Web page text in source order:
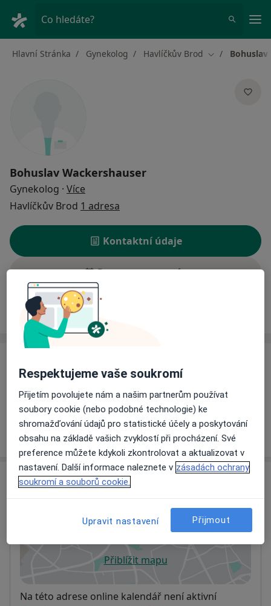
Co hledáte?
Hlavní Stránka Gynekolog Havlíčkův Brod Změna města
Bohuslav
Bohuslav Wackershauser
Gynekolog · Více
Havlíčkův Brod 1 adresa
Kontaktní údaje
Rezervovat termín
Ceník
Tento specialista ještě nepřidával žádné informace o
svých službách.
Adresa
Nemocnice Havlíčkův Brod
Husova 2624, Havlíčkův Brod
Přiblížit mapuse otevře v nové záložce
Dostupnost
Na této adrese online kalendář není aktivní
Respektujeme vaše soukromí
Přijetím povolujete nám a našim partnerům používat
soubory cookie (nebo podobné technologie) ke
shromažďování údajů pro statistické účely a poskytování
obsahu na základě vašich zvyklostí při procházení. Své
preference můžete kdykoli zkontrolovat a aktualizovat v
nastavení. Další informace naleznete v zásadách ochrany
soukromí a souborů cookie.
Upravit nastavení Přijmout